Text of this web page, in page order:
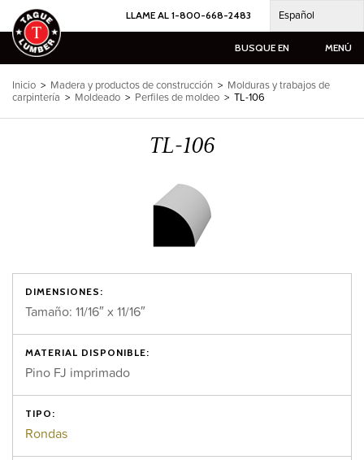
al
contenido
LLAME AL 1-800-668-2483 Español
BUSQUE EN MENÚ
Inicio > Madera y productos de construcción > Molduras y trabajos de
carpintería > Moldeado > Perfiles de moldeo > TL-106
TL-106
DIMENSIONES:
Tamaño: 11/16″ x 11/16″
MATERIAL DISPONIBLE:
Pino FJ imprimado
TIPO:
Rondas